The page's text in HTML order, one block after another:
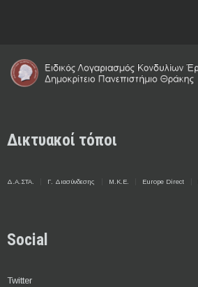
Δικτυακοί τόποι
Δ.Α.ΣΤΑ. Γ. Διασύνδεσης Μ.Κ.Ε. Europe Direct
Social
Twitter